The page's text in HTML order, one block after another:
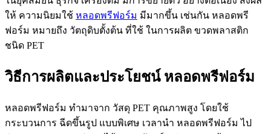
ให้ ความนิยมใช้ หลอดพรีฟอร์ม มีมากขึ้น เช่นกัน หลอดพรี
ฟอร์ม หมายถึง วัตถุดิบตั้งต้น ที่ใช้ ในการผลิต ขวดพลาสติก
ชนิด PET
วิธีการผลิตและประโยชน์ หลอดพรีฟอร์ม
หลอดพรีฟอร์ม ทำมาจาก วัสดุ PET คุณภาพสูง โดยใช้
กระบวนการ ฉีดขึ้นรูป แบบพิเศษ เวลานำ หลอดพรีฟอร์ม ไป